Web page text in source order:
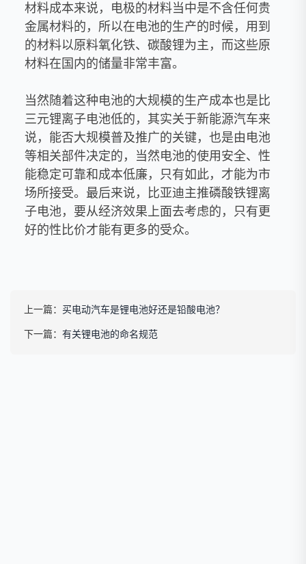
材料成本来说，电极的材料当中是不含任何贵
金属材料的，所以在电池的生产的时候，用到
的材料以原料氧化铁、碳酸锂为主，而这些原
材料在国内的储量非常丰富。
当然随着这种电池的大规模的生产成本也是比
三元锂离子电池低的，其实关于新能源汽车来
说，能否大规模普及推广的关键，也是由电池
等相关部件决定的，当然电池的使用安全、性
能稳定可靠和成本低廉，只有如此，才能为市
场所接受。最后来说，比亚迪主推磷酸铁锂离
子电池，要从经济效果上面去考虑的，只有更
好的性比价才能有更多的受众。
上一篇： 买电动汽车是锂电池好还是铅酸电池？
下一篇： 有关锂电池的命名规范